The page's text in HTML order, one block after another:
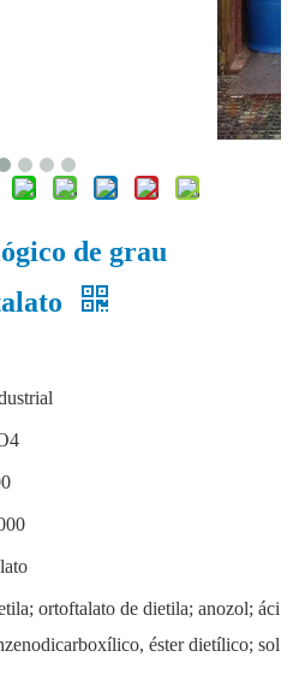
de grau
ortoftalato de dietila; anozol; áci
éster dietílico; sol